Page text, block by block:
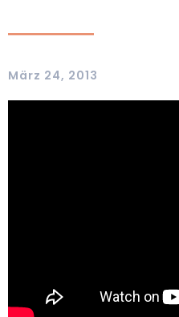
März 24, 2013